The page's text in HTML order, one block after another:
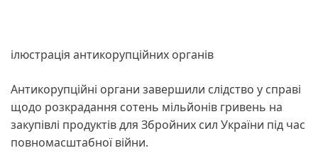
ілюстрація антикорупційних органів
Антикорупційні органи завершили слідство у справі
щодо розкрадання сотень мільйонів гривень на
закупівлі продуктів для Збройних сил України під час
повномасштабної війни.